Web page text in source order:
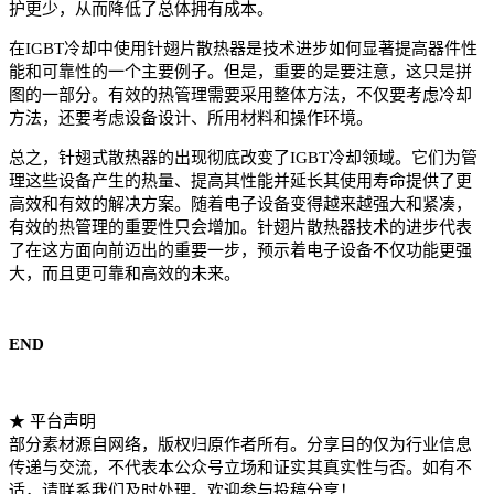
护更少，从而降低了总体拥有成本。
在IGBT冷却中使用针翅片散热器是技术进步如何显著提高器件性
能和可靠性的一个主要例子。但是，重要的是要注意，这只是拼
图的一部分。有效的热管理需要采用整体方法，不仅要考虑冷却
方法，还要考虑设备设计、所用材料和操作环境。
总之，针翅式散热器的出现彻底改变了IGBT冷却领域。它们为管
理这些设备产生的热量、提高其性能并延长其使用寿命提供了更
高效和有效的解决方案。随着电子设备变得越来越强大和紧凑，
有效的热管理的重要性只会增加。针翅片散热器技术的进步代表
了在这方面向前迈出的重要一步，预示着电子设备不仅功能更强
大，而且更可靠和高效的未来。
END
★ 平台声明
部分素材源自网络，版权归原作者所有。分享目的仅为行业信息
传递与交流，不代表本公众号立场和证实其真实性与否。如有不